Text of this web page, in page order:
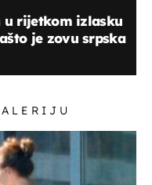
u rijetkom izlasku
je zovu srpska